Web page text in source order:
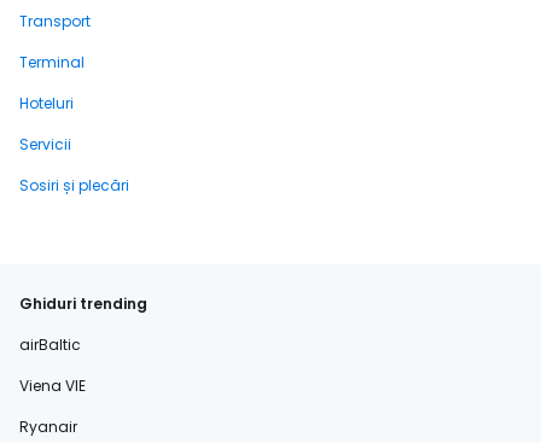
Transport
Terminal
Hoteluri
Servicii
Sosiri și plecări
Ghiduri trending
airBaltic
Viena VIE
Ryanair